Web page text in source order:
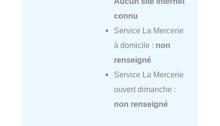
connu
Service La Mercerie
à domicile : non
renseigné
Service La Mercerie
ouvert dimanche :
non renseigné